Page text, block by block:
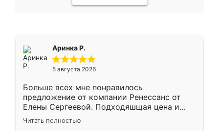
Аринка Р.
5 августа 2026
Больше всех мне понравилось
предложение от компании Ренессанс от
Елены Сергеевой. Подходяшщая цена и
короткие сроки изготовления. Приехавший
для замера сотрудник Владислав
Читать полностью